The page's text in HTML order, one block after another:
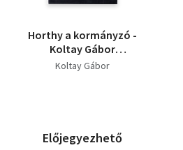
Horthy a kormányzó -
Koltay Gábor
dokumentumfilmje
Koltay Gábor
Előjegyezhető